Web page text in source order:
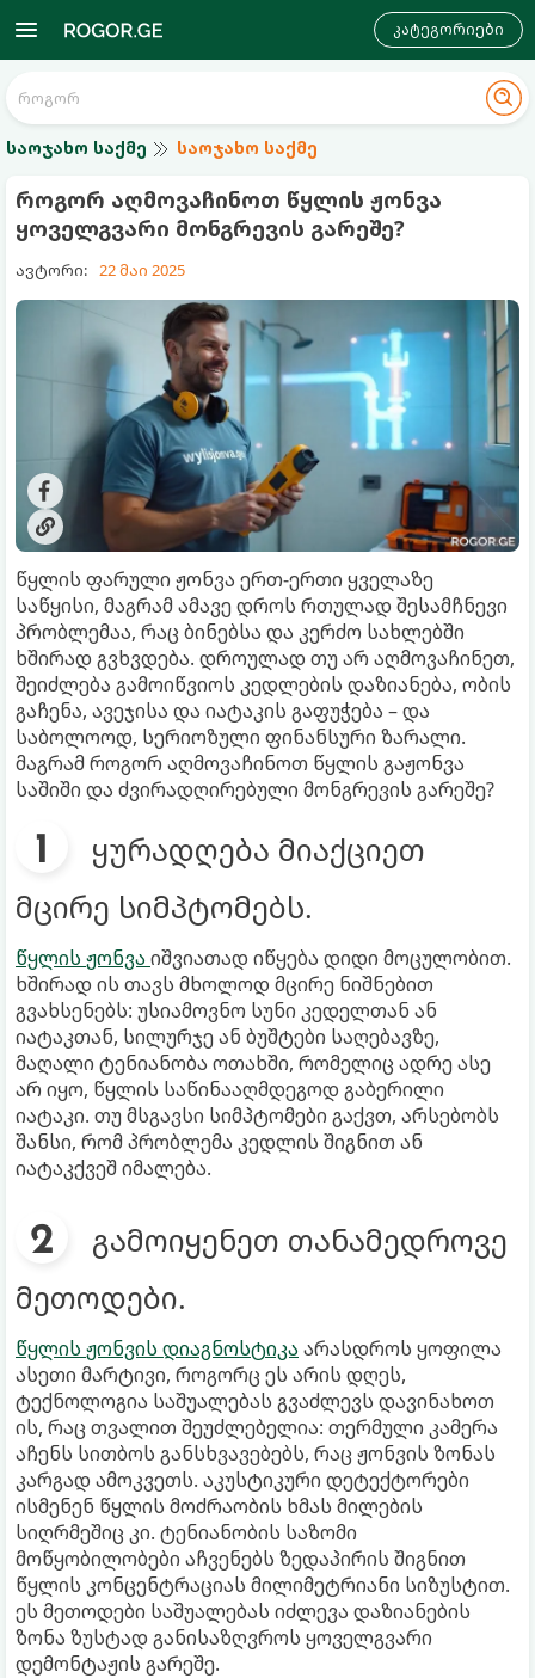
კატეგორიები
საოჯახო საქმე საოჯახო საქმე
როგორ აღმოვაჩინოთ წყლის ჟონვა
ყოველგვარი მონგრევის გარეშე?
ავტორი: 22 მაი 2025
წყლის ფარული ჟონვა ერთ-ერთი ყველაზე
საწყისი, მაგრამ ამავე დროს რთულად შესამჩნევი
პრობლემაა, რაც ბინებსა და კერძო სახლებში
ხშირად გვხვდება. დროულად თუ არ აღმოვაჩინეთ,
შეიძლება გამოიწვიოს კედლების დაზიანება, ობის
გაჩენა, ავეჯისა და იატაკის გაფუჭება – და
საბოლოოდ, სერიოზული ფინანსური ზარალი.
მაგრამ როგორ აღმოვაჩინოთ წყლის გაჟონვა
საშიში და ძვირადღირებული მონგრევის გარეშე?
ყურადღება მიაქციეთ
მცირე სიმპტომებს.
წყლის ჟონვაიშვიათად იწყება დიდი მოცულობით.
ხშირად ის თავს მხოლოდ მცირე ნიშნებით
გვახსენებს: უსიამოვნო სუნი კედელთან ან
იატაკთან, სილურჯე ან ბუშტები საღებავზე,
მაღალი ტენიანობა ოთახში, რომელიც ადრე ასე
არ იყო, წყლის საწინააღმდეგოდ გაბერილი
იატაკი. თუ მსგავსი სიმპტომები გაქვთ, არსებობს
შანსი, რომ პრობლემა კედლის შიგნით ან
იატაკქვეშ იმალება.
გამოიყენეთ თანამედროვე
მეთოდები.
წყლის ჟონვის დიაგნოსტიკაარასდროს ყოფილა
ასეთი მარტივი, როგორც ეს არის დღეს,
ტექნოლოგია საშუალებას გვაძლევს დავინახოთ
ის, რაც თვალით შეუძლებელია: თერმული კამერა
აჩენს სითბოს განსხვავებებს, რაც ჟონვის ზონას
კარგად ამოკვეთს. აკუსტიკური დეტექტორები
ისმენენ წყლის მოძრაობის ხმას მილების
სიღრმეშიც კი. ტენიანობის საზომი
მოწყობილობები აჩვენებს ზედაპირის შიგნით
წყლის კონცენტრაციას მილიმეტრიანი სიზუსტით.
ეს მეთოდები საშუალებას იძლევა დაზიანების
ზონა ზუსტად განისაზღვროს ყოველგვარი
დემონტაჟის გარეშე.